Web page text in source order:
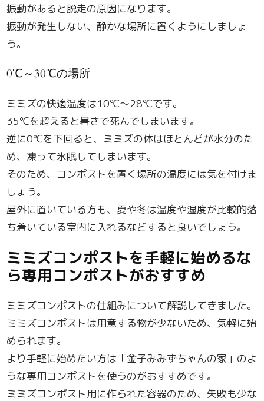
振動があると脱走の原因になります。
振動が発生しない、静かな場所に置くようにしましょ
う。
0℃～30℃の場所
ミミズの快適温度は10℃～28℃です。
35℃を超えると暑さで死んでしまいます。
逆に0℃を下回ると、ミミズの体はほとんどが水分のた
め、凍って氷眠してしまいます。
そのため、コンポストを置く場所の温度には気を付けま
しょう。
屋外に置いている方も、夏や冬は温度や湿度が比較的落
ち着いている室内に入れるなどすると良いでしょう。
ミミズコンポストを手軽に始めるな
ら専用コンポストがおすすめ
ミミズコンポストの仕組みについて解説してきました。
ミミズコンポストは用意する物が少ないため、気軽に始
められます。
より手軽に始めたい方は「金子みみずちゃんの家」のよ
うな専用コンポストを使うのがおすすめです。
ミミズコンポスト用に作られた容器のため、失敗も少な